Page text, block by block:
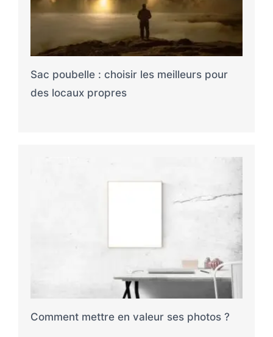
Sac poubelle : choisir les meilleurs pour
des locaux propres
Comment mettre en valeur ses photos ?